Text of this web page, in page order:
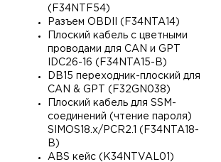
(F34NTF54)
Разъем OBDII (F34NTA14)
Плоский кабель с цветными
проводами для CAN и GPT
IDC26-16 (F34NTA15-B)
DB15 переходник-плоский для
CAN & GPT (F32GN038)
Плоский кабель для SSM-
соединений (чтение пароля)
SIMOS18.x/PCR2.1 (F34NTA18-
B)
ABS кейс (K34NTVAL01)